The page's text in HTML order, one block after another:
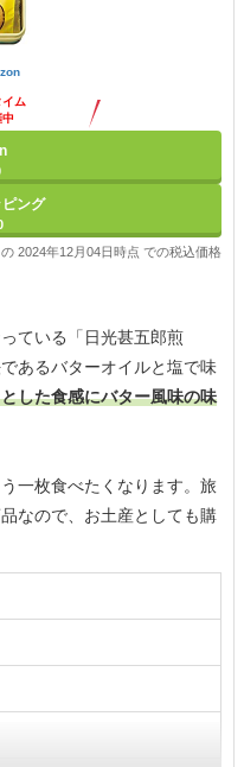
ム
ング
2024年12月04日時点 での税込価格
ている「日光甚五郎煎
あるバターオイルと塩で味
した食感にバター風味の味
一枚食べたくなります。旅
なので、お土産としても購